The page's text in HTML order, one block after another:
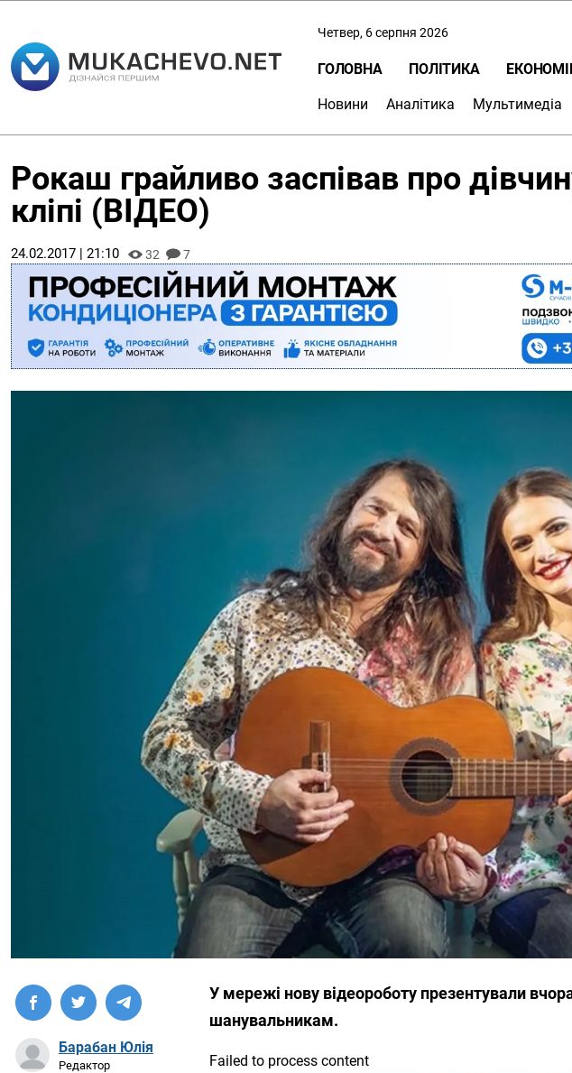
Четвер, 6 серпня 2026
ГОЛОВНА ПОЛІТИКА
Новини Аналітика Мультимедіа
Рокаш грайливо заспівав про
кліпі (ВІДЕО)
24.02.2017 | 21:10 32 7
Барабан Юлія
Редактор
У мережі нову відеороботу презентували
шанувальникам.
Failed to process content